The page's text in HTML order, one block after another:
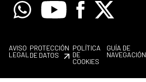
WhatsappYoutube Facebook
X
AVISO
LEGAL
PROTECCIÓN
DE DATOS
POLÍTICA
DE
COOKIES
GUÍA DE
NAVEGACIÓN